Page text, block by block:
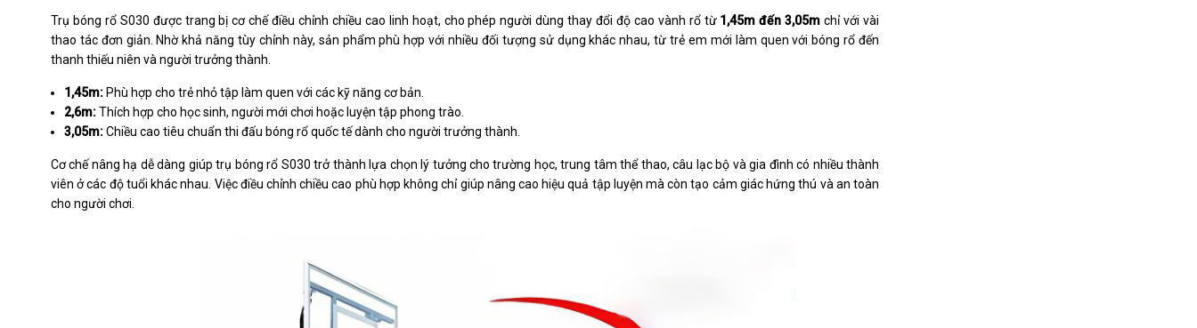
Trụ bóng rổ S030 được trang bị cơ chế điều chỉnh chiều cao linh hoạt, cho phép người dùng thay đổi độ cao vành rổ từ 1,45m đến 3,05m chỉ với vài
thao tác đơn giản. Nhờ khả năng tùy chỉnh này, sản phẩm phù hợp với nhiều đối tượng sử dụng khác nhau, từ trẻ em mới làm quen với bóng rổ đến
thanh thiếu niên và người trưởng thành.
1,45m: Phù hợp cho trẻ nhỏ tập làm quen với các kỹ năng cơ bản.
2,6m:Thích hợp cho học sinh, người mới chơi hoặc luyện tập phong trào.
3,05m:Chiều cao tiêu chuẩn thi đấu bóng rổ quốc tế dành cho người trưởng thành.
Cơ chế nâng hạ dễ dàng giúp trụ bóng rổ S030 trở thành lựa chọn lý tưởng cho trường học, trung tâm thể thao, câu lạc bộ và gia đình có nhiều thành
viên ở các độ tuổi khác nhau. Việc điều chỉnh chiều cao phù hợp không chỉ giúp nâng cao hiệu quả tập luyện mà còn tạo cảm giác hứng thú và an toàn
cho người chơi.